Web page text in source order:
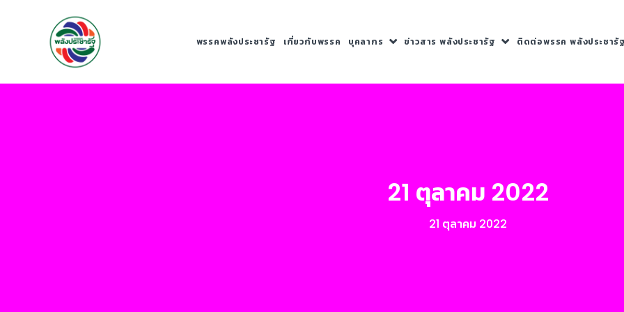
พรรคพลังประชารัฐ เกี่ยวกับพรรค บุคลากร ข่าวสาร พลังประชารัฐ ติดต่อพรรค พลังประชารัฐ
21 ตุลาคม 2022
21 ตุลาคม 2022